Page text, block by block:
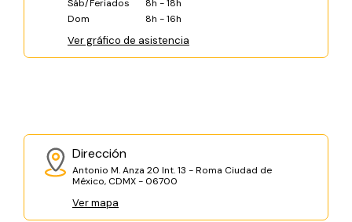
Sáb/Feriados
8h - 18h
Dom
8h - 16h
Ver gráfico de asistencia
Dirección
Antonio M. Anza 20 Int. 13 - Roma Ciudad de
México, CDMX - 06700
Ver mapa